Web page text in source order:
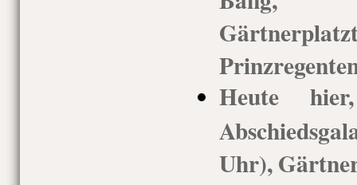
Heute
Uhr),